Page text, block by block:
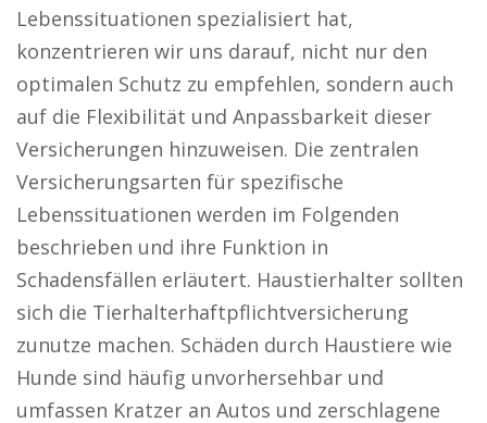
Lebenssituationen spezialisiert hat,
konzentrieren wir uns darauf, nicht nur den
optimalen Schutz zu empfehlen, sondern auch
auf die Flexibilität und Anpassbarkeit dieser
Versicherungen hinzuweisen. Die zentralen
Versicherungsarten für spezifische
Lebenssituationen werden im Folgenden
beschrieben und ihre Funktion in
Schadensfällen erläutert. Haustierhalter sollten
sich die Tierhalterhaftpflichtversicherung
zunutze machen. Schäden durch Haustiere wie
Hunde sind häufig unvorhersehbar und
umfassen Kratzer an Autos und zerschlagene